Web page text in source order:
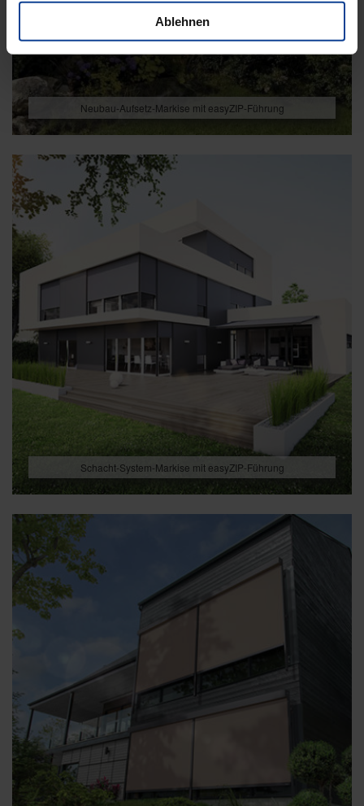
Ablehnen
Neubau-Aufsetz-Markise mit easyZIP-Führung
Schacht-System-Markise mit easyZIP-Führung